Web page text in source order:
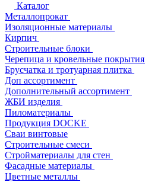
Каталог
Металлопрокат
Изоляционные материалы
Кирпич
Строительные блоки
Черепица и кровельные покрытия
Брусчатка и тротуарная плитка
Доп ассортимент
Дополнительный ассортимент
ЖБИ изделия
Пиломатериалы
Продукция DOCKE
Сваи винтовые
Строительные смеси
Стройматериалы для стен
Фасадные материалы
Цветные металлы